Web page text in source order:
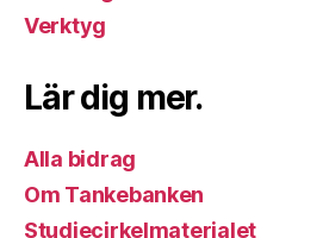
Verktyg
Lär dig mer.
Alla bidrag
Om Tankebanken
Studiecirkelmaterialet